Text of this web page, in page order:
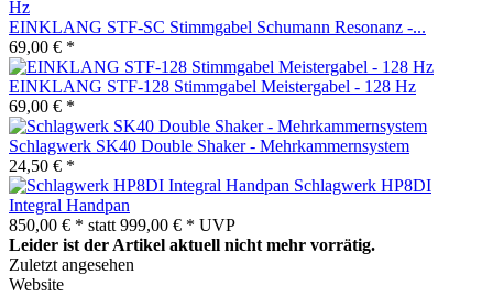
EINKLANG STF-SC Stimmgabel Schumann Resonanz -...
69,00 € *
EINKLANG STF-128 Stimmgabel Meistergabel - 128 Hz
69,00 € *
Schlagwerk SK40 Double Shaker - Mehrkammernsystem
24,50 € *
Schlagwerk HP8DI
Integral Handpan
850,00 € * statt 999,00 € * UVP
Leider ist der Artikel aktuell nicht mehr vorrätig.
Zuletzt angesehen
Website